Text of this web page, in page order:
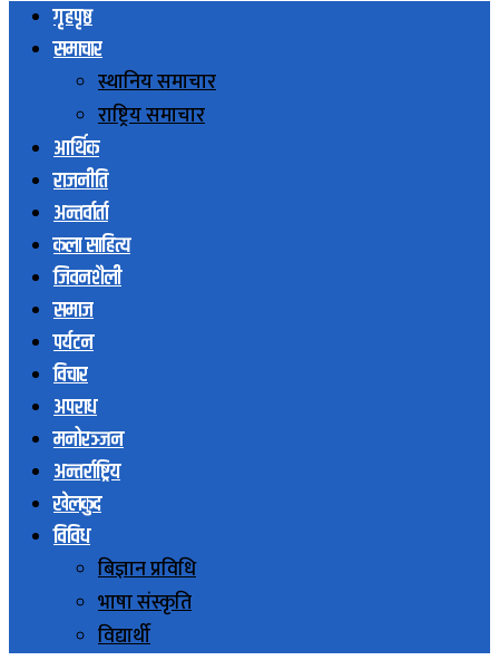
गृहपृष्ठ
समाचार
स्थानिय समाचार
राष्ट्रिय समाचार
आर्थिक
राजनीति
अन्तर्वार्ता
कला साहित्य
जिवनशैली
समाज
पर्यटन
विचार
अपराध
मनोरञ्जन
अन्तर्राष्ट्रिय
खेलकुद
विविध
बिज्ञान प्रविधि
भाषा संस्कृति
विद्यार्थी